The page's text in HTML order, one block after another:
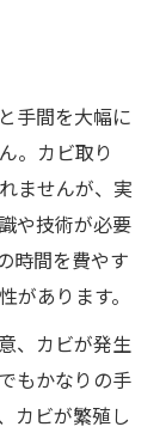
手間を大幅に
。カビ取り
ませんが、実
や技術が必要
時間を費やす
があります。
、カビが発生
もかなりの手
カビが繁殖し